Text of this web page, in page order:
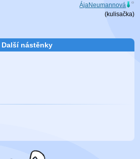
ÁjaNeumannová
(kulisačka)
Další nástěnky